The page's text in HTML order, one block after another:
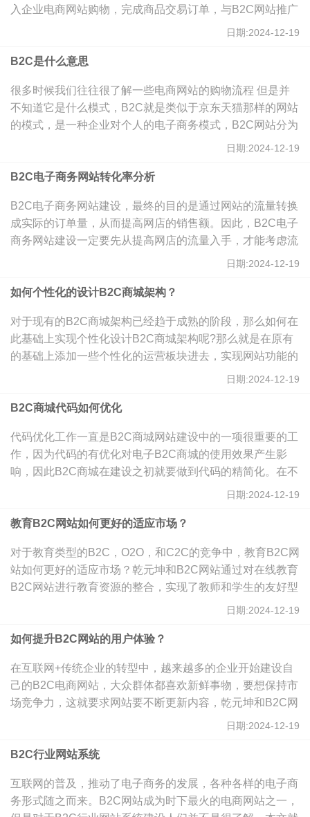
入企业电商网站购物，完成商品交易订单，与B2C网站推广
日期:2024-12-19
B2C是什么意思
很多时候我们往往很了解一些电商网站的购物流程 但是并
不知道它是什么模式，B2C就是类似于京东天猫那样的网站
的模式，是一种企业对个人的电子商务模式，B2C网站分为
四种模式综合型B2C网站、垂直型B2C网站、平台型B2C网
日期:2024-12-19
B2C电子商务网站转化率分析
B2C电子商务网站建设，最终的目的是通过网站的流量转换
成实际的订单量，从而提高网店的销售额。因此，B2C电子
商务网站建设一定要先从提高网店的流量入手，才能考虑流
量转化率。那么当你的流量提高到一定程度并且很稳定的时
日期:2024-12-19
如何个性化的设计B2C商城架构？
对于现有的B2C商城架构已经趋于成熟的阶段，那么如何在
此基础上实现个性化设计B2C商城架构呢?那么就是在原有
的基础上添加一些个性化的运营板块进去，实现网站功能的
日期:2024-12-19
B2C商城代码如何优化
代码优化工作一直是B2C商城网站建设中的一项很重要的工
作，因为代码的有优化对电子B2C商城的使用效果产生影
响，因此B2C商城在建设之初就要做到代码的精简化。在不
影响电子B2C商城功能和美观的情况下，简化的代码既可以
化起到重要的作用。
日期:2024-12-19
教育B2C网站如何更好的适应市场？
对于教育类型的B2C，O2O，和C2C的竞争中，教育B2C网
站如何更好的适应市场？乾元坤和B2C网站通过对在线教育
B2C网站进行教育资源的整合，实现了教师和学生的友好型
日期:2024-12-19
如何提升B2C网站的用户体验？
在互联网+传统企业的转型中，越来越多的企业开始建设自
己的B2C电商网站，大众群体都喜欢新鲜事物，要想保持市
场竞争力，这就要求网站要不断更新内容，乾元坤和B2C网
站通过提升用户体验方面，进而增加用户对网站的黏度。
日期:2024-12-19
B2C行业网站系统
互联网的普及，推动了电子商务的发展，各种各样的电子商
务形式随之而来。B2C网站成为时下最火的电商网站之一，